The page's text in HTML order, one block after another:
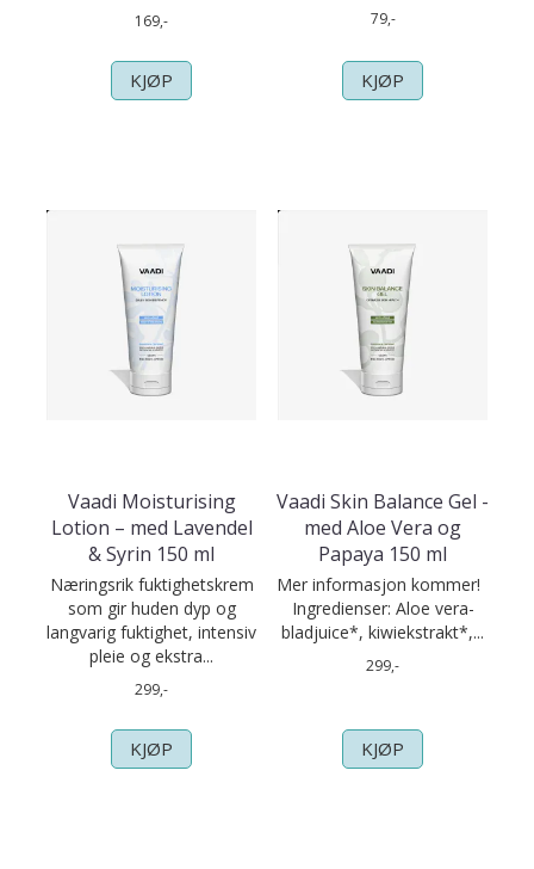
169,-
KJØP
79,-
KJØP
Vaadi Moisturising
Lotion – med Lavendel
& Syrin 150 ml
Næringsrik fuktighetskrem
som gir huden dyp og
langvarig fuktighet, intensiv
pleie og ekstra...
299,-
KJØP
Vaadi Skin Balance Gel -
med Aloe Vera og
Papaya 150 ml
Mer informasjon kommer!
Ingredienser: Aloe vera-
bladjuice*, kiwiekstrakt*,...
299,-
KJØP